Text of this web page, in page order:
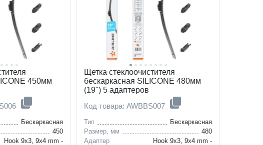
450мм
Бескаркасная
450
Hook 9x3, 9x4 mm -
Щетка стеклоочистителя
бескаркасная SILICONE 480мм
(19") 5 адаптеров
Код товара: AWBBS007
Тип
Бескаркасная
Размер, мм
480
Адаптер
Hook 9x3, 9x4 mm -